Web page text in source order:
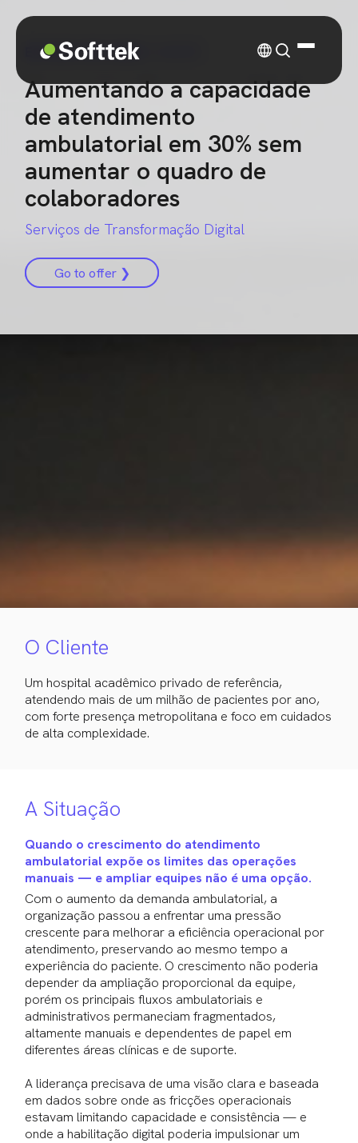
ESTUDO DE CASO
Aumentando a capacidade
de atendimento
ambulatorial em 30% sem
aumentar o quadro de
colaboradores
Serviços de Transformação Digital
Go to offer ❯
O Cliente
Um hospital acadêmico privado de referência,
atendendo mais de um milhão de pacientes por ano,
com forte presença metropolitana e foco em cuidados
de alta complexidade.
A Situação
Quando o crescimento do atendimento
ambulatorial expõe os limites das operações
manuais — e ampliar equipes não é uma opção.
Com o aumento da demanda ambulatorial, a
organização passou a enfrentar uma pressão
crescente para melhorar a eficiência operacional por
atendimento, preservando ao mesmo tempo a
experiência do paciente. O crescimento não poderia
depender da ampliação proporcional da equipe,
porém os principais fluxos ambulatoriais e
administrativos permaneciam fragmentados,
altamente manuais e dependentes de papel em
diferentes áreas clínicas e de suporte.
A liderança precisava de uma visão clara e baseada
em dados sobre onde as fricções operacionais
estavam limitando capacidade e consistência — e
onde a habilitação digital poderia impulsionar um